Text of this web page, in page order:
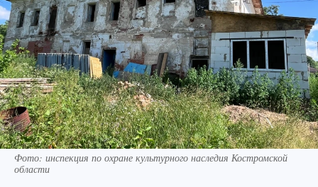
Фото: инспекция по охране культурного наследия Костромской
области